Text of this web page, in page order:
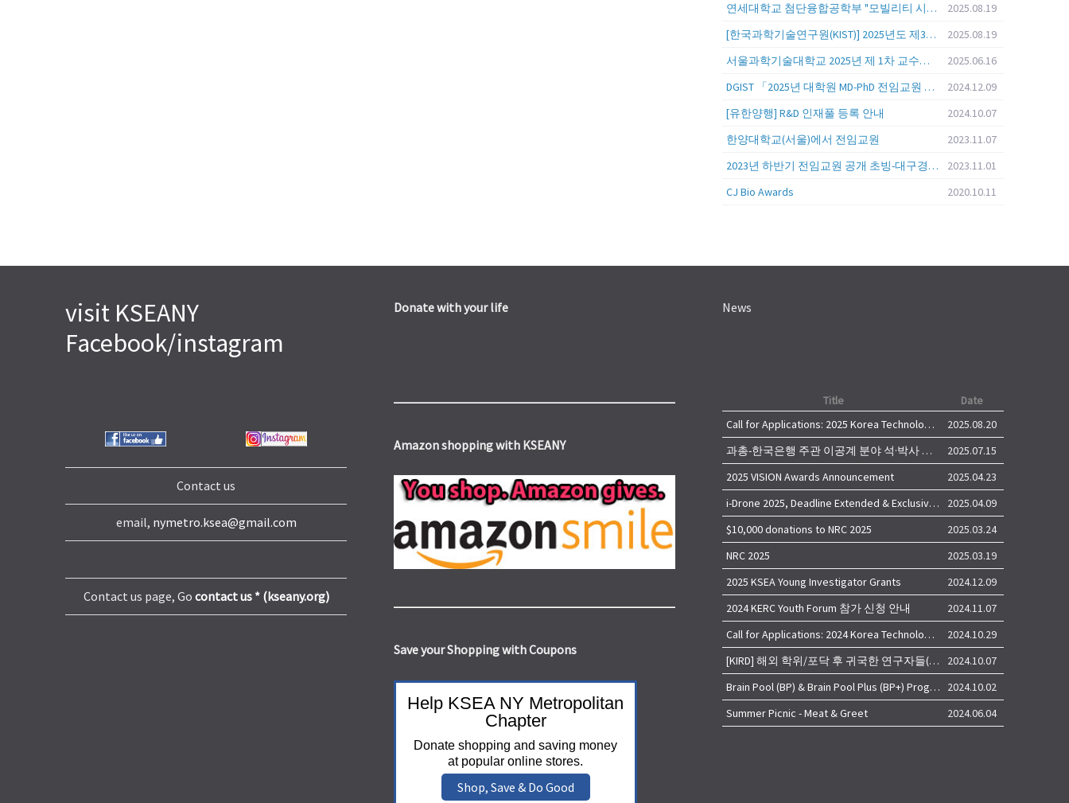
연세대학교 첨단융합공학부 "모빌리티 시스템 전 분야" 전임교원 특별채용 (2026년 9월 1일자 임용 예정)
2025.08.19
[한국과학기술연구원(KIST)] 2025년도 제3차 연구부문 공개채용 안내
2025.08.19
서울과학기술대학교 2025년 제 1차 교수초빙 (교육공무원 일반공개채용) 공고
2025.06.16
DGIST 「2025년 대학원 MD-PhD 전임교원 공개초빙」
2024.12.09
[유한양행] R&D 인재풀 등록 안내
2024.10.07
한양대학교(서울)에서 전임교원
2023.11.07
2023년 하반기 전임교원 공개 초빙-대구경북과학기술원 (DGIST)
2023.11.01
CJ Bio Awards
2020.10.11
visit KSEANY
Facebook/instagram
Contact us
email, nymetro.ksea@gmail.com
Contact us page, Go contact us * (kseany.org)
Donate with your life
Amazon shopping with KSEANY
Save your Shopping with Coupons
Help KSEA NY Metropolitan
Chapter
Donate shopping and saving money
at popular online stores.
Shop, Save & Do Good
News
Title
Date
Call for Applications: 2025 Korea Technology Advisory Group (K-TAG)
2025.08.20
과총-한국은행 주관 이공계 분야 석·박사 학위자 대상 서베이
2025.07.15
2025 VISION Awards Announcement
2025.04.23
i-Drone 2025, Deadline Extended & Exclusive Opportunity to Travel to Korea!
2025.04.09
$10,000 donations to NRC 2025
2025.03.24
NRC 2025
2025.03.19
2025 KSEA Young Investigator Grants
2024.12.09
2024 KERC Youth Forum 참가 신청 안내
2024.11.07
Call for Applications: 2024 Korea Technology Advisory Group (K-TAG)
2024.10.29
[KIRD] 해외 학위/포닥 후 귀국한 연구자들(학교, 출연(연), 기업)의 경력개발 경험 공유 줌 세미나 안내
2024.10.07
Brain Pool (BP) & Brain Pool Plus (BP+) Programs
2024.10.02
Summer Picnic - Meat & Greet
2024.06.04